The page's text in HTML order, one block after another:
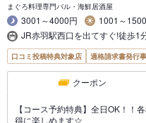
まぐろ料理専門バル・海鮮居酒屋
3001～4000円
1001～
JR赤羽駅西口を出てすぐ!徒歩1
口コミ投稿特典対象店 適格請求書発行
クーポン
【コース予約特典】全日OK！！
得に楽しめます☆